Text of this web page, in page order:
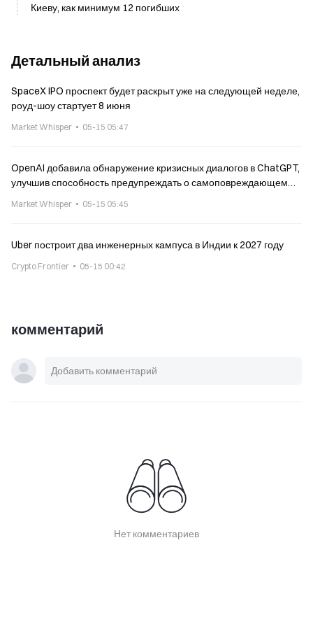
Киеву, как минимум 12 погибших
Детальный анализ
SpaceX IPO проспект будет раскрыт уже на следующей неделе,
роуд-шоу стартует 8 июня
Market Whisper 05-15 05:47
OpenAI добавила обнаружение кризисных диалогов в ChatGPT,
улучшив способность предупреждать о самоповреждающем
Market Whisper 05-15 05:45
Uber построит два инженерных кампуса в Индии к 2027 году
Crypto Frontier 05-15 00:42
комментарий
Нет комментариев